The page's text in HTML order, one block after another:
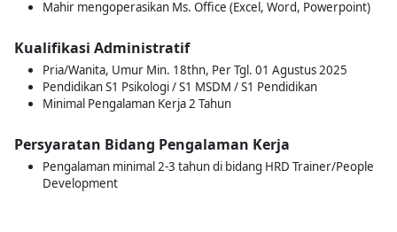
Mahir mengoperasikan Ms. Office (Excel, Word, Powerpoint)
Kualifikasi Administratif
Pria/Wanita, Umur Min. 18thn, Per Tgl. 01 Agustus 2025
Pendidikan S1 Psikologi / S1 MSDM / S1 Pendidikan
Minimal Pengalaman Kerja 2 Tahun
Persyaratan Bidang Pengalaman Kerja
Pengalaman minimal 2-3 tahun di bidang HRD Trainer/People
Development